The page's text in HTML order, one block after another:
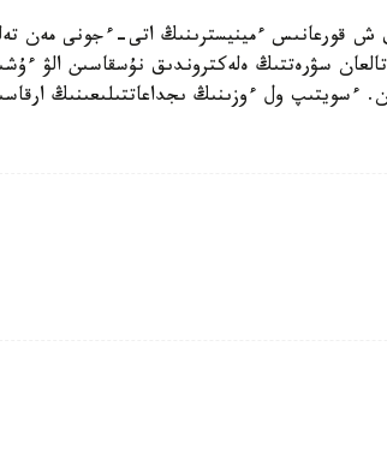
ش قورعانىس ءمينيسترىنىڭ اتى-ءجونى مەن
سۋرەتتىڭ ەلەكتروندىق نۇسقاسىن الۋ
ءسويتىپ ول ءوزىنىڭ ىجداعاتتىلىعىنىڭ